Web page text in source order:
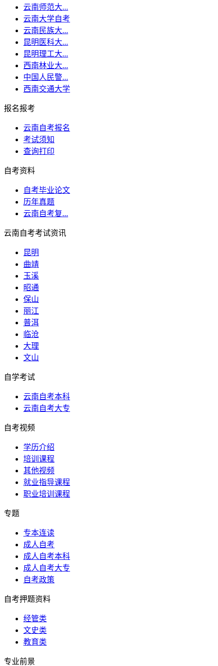
云南师范大...
云南大学自考
云南民族大...
昆明医科大...
昆明理工大...
西南林业大...
中国人民警...
西南交通大学
报名报考
云南自考报名
考试须知
查询打印
自考资料
自考毕业论文
历年真题
云南自考复...
云南自考考试资讯
昆明
曲靖
玉溪
昭通
保山
丽江
普洱
临沧
大理
文山
自学考试
云南自考本科
云南自考大专
自考视频
学历介绍
培训课程
其他视频
就业指导课程
职业培训课程
专题
专本连读
成人自考
成人自考本科
成人自考大专
自考政策
自考押题资料
经管类
文史类
教育类
专业前景